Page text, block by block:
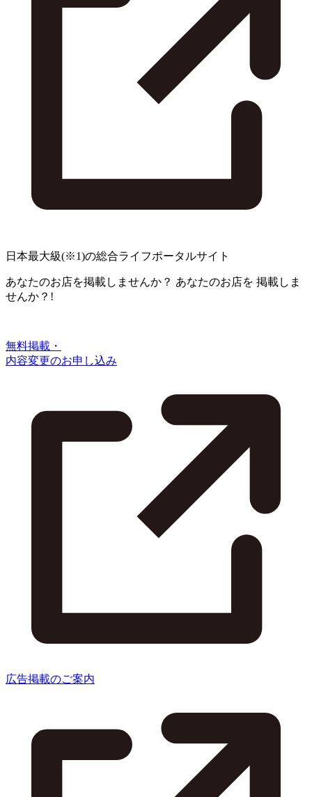
日本最大級(※1)の総合ライフポータルサイト
あなたのお店を掲載しませんか？ あなたのお店を 掲載しま
せんか？!
無料掲載・
内容変更のお申し込み
広告掲載のご案内